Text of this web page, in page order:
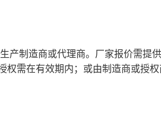
产制造商或代理商。厂家报价需提
需在有效期内；或由制造商或授